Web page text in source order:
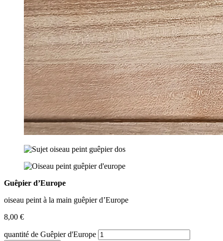
Guêpier d’Europe
oiseau peint à la main guêpier d’Europe
8,00 €
quantité de Guêpier d'Europe